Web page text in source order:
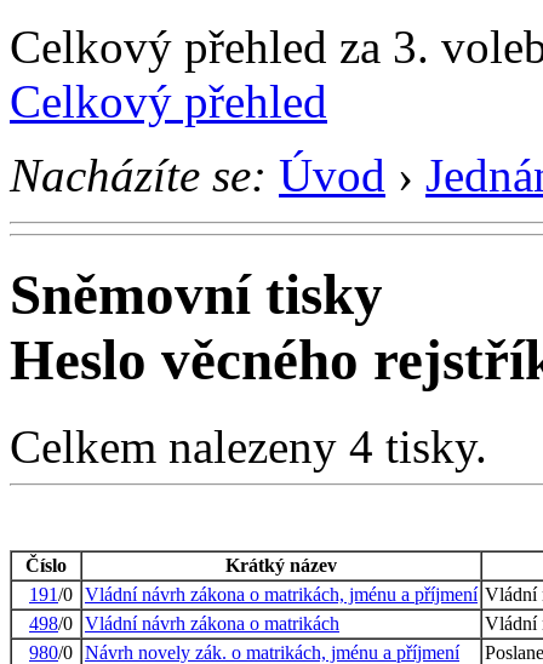
Celkový přehled za 3.
Celkový přehled
Nacházíte se: Úvod ›
Sněmovní tisky
Heslo věcného
Celkem nalezeny 4 tisky.
Číslo
Krátký název
191/0 Vládní návrh zákona o matrikách, jménu a příjmení Vládní
498/0 Vládní návrh zákona o matrikách
Vládní
980/0 Návrh novely zák. o matrikách, jménu a příjmení